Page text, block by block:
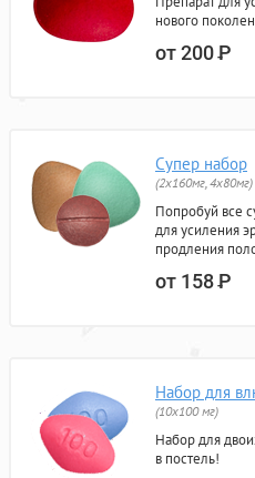
нового
от 200Р
Супер набор
(2х160мг, 4х80мг)
Попробуй все
для усиления
продления
от 158Р
Набор для
(10х100 мг)
Набор для
в постель!